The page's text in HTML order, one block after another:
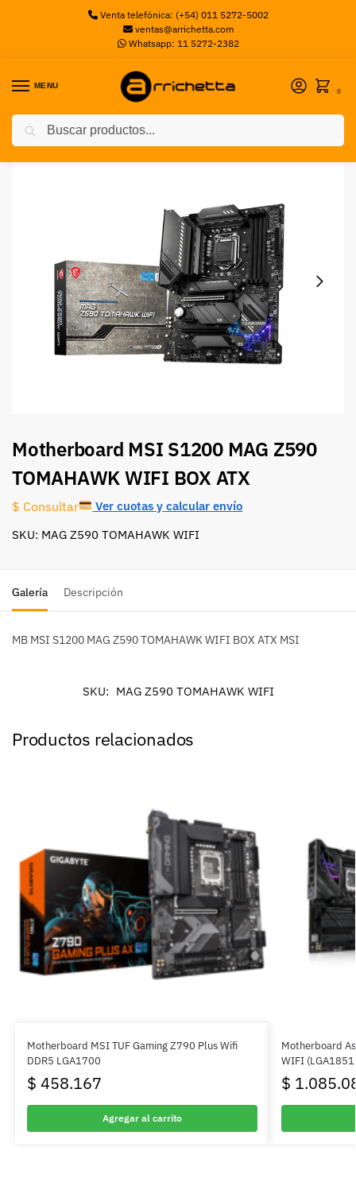
Venta telefónica: (+54) 011 5272-5002
ventas@arrichetta.com
Whatsapp: 11 5272-2382
MENU
0
Inicio Motherboards Intel / Motherboard MSI S1200 MAG Z590 TOMAHAWK WIFI BOX ATX
Motherboard MSI S1200 MAG Z590
TOMAHAWK WIFI BOX ATX
$ Consultar Ver cuotas y calcular envío
SKU: MAG Z590 TOMAHAWK WIFI
Galería Descripción
MB MSI S1200 MAG Z590 TOMAHAWK WIFI BOX ATX MSI
SKU: MAG Z590 TOMAHAWK WIFI
Productos relacionados
Motherboard MSI TUF Gaming Z790 Plus Wifi
DDR5 LGA1700
$ 458.167
Agregar al carrito
Motherboard
WIFI
$